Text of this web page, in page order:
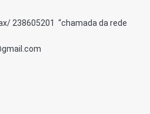
238605201 “chamada da rede